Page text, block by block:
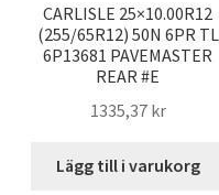
CARLISLE 25×10.00R12
(255/65R12) 50N 6PR TL
6P13681 PAVEMASTER
REAR #E
1335,37 kr
Lägg till i varukorg